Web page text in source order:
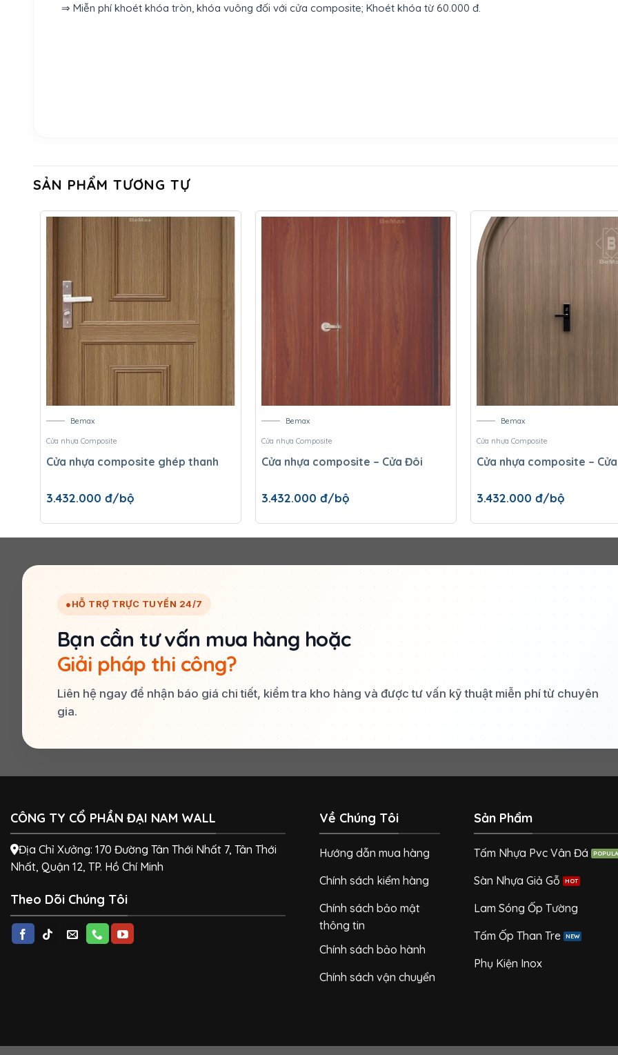
⇒ Miễn phí khoét khóa tròn, khóa vuông đối với cửa composite; Khoét khóa từ 60.000 đ.
SẢN PHẨM TƯƠNG TỰ
Bemax
Cửa nhựa Composite
Cửa nhựa composite ghép thanh
3.432.000 đ/bộ
Bemax
Cửa nhựa Composite
Cửa nhựa composite – Cửa Đôi
3.432.000 đ/bộ
Bemax
Cửa nhựa Composite
Cửa nhựa composite –
3.432.000 đ/bộ
● HỖ TRỢ TRỰC TUYẾN 24/7
Bạn cần tư vấn mua hàng hoặc
Giải pháp thi công?
Liên hệ ngay để nhận báo giá chi tiết, kiểm tra kho hàng và được tư vấn kỹ thuật miễn phí từ chuyên
gia.
CÔNG TY CỔ PHẦN ĐẠI NAM WALL
Địa Chỉ Xưởng: 170 Đường Tân Thới Nhất 7, Tân Thới
Nhất, Quận 12, TP. Hồ Chí Minh
Theo Dõi Chúng Tôi
Về Chúng Tôi
Hướng dẫn mua hàng
Chính sách kiểm hàng
Chính sách bảo mật
thông tin
Chính sách bảo hành
Chính sách vận chuyển
Sản Phẩm
Tấm Nhựa Pvc Vân Đá
Sàn Nhựa Giả Gỗ
Lam Sóng Ốp Tường
Tấm Ốp Than Tre
Phụ Kiện Inox